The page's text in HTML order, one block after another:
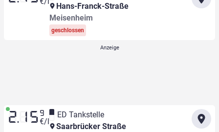
Hans-Franck-Straße
Meisenheim
geschlossen
2.15 9
€/l
ED Tankstelle
Saarbrücker Straße